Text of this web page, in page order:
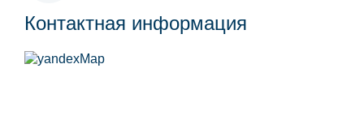
Контактная информация